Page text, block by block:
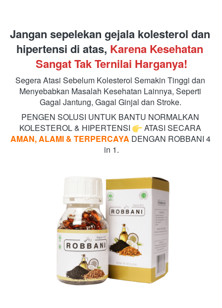
Jangan sepelekan gejala kolesterol dan
hipertensi di atas, Karena Kesehatan
Sangat Tak Ternilai Harganya!
Segera Atasi Sebelum Kolesterol Semakin Tinggi dan
Menyebabkan Masalah Kesehatan Lainnya, Seperti
Gagal Jantung, Gagal Ginjal dan Stroke.
PENGEN SOLUSI UNTUK BANTU NORMALKAN
KOLESTEROL & HIPERTENSI
AMAN, ALAMI & TERPERCAYA DENGAN ROBBANI 4
in 1.